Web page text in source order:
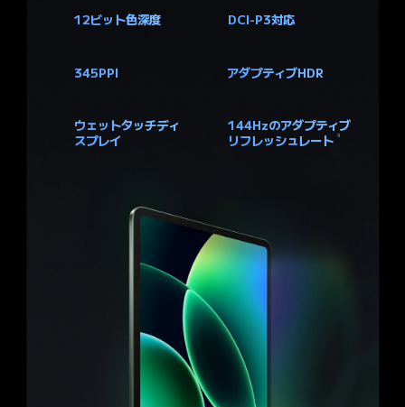
12ビット色深度 DCI-P3対応
345PPI アダプティブHDR
ウェットタッチディ
スプレイ
144Hzのアダプティブ
リフレッシュレート
9